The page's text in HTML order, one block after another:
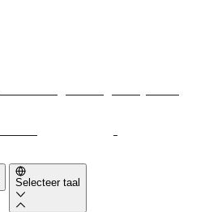
Selecteer taal